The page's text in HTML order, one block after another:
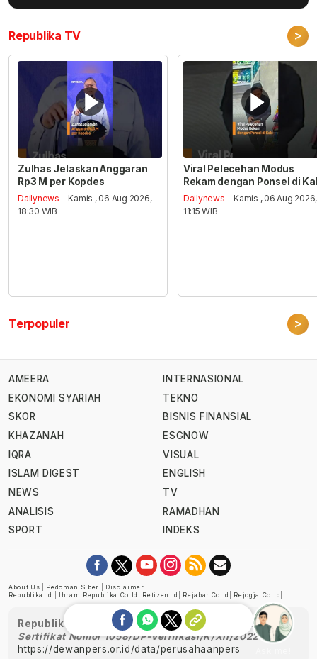
Republika TV >
Zulhas Jelaskan Anggaran
Rp3 M per Kopdes
Dailynews - Kamis , 06 Aug 2026,
18:30 WIB
Viral Pelecehan Modus
Rekam dengan Ponsel di
Dailynews - Kamis , 06 Aug 2026,
11:15 WIB
Terpopuler >
AMEERA
EKONOMI SYARIAH
SKOR
KHAZANAH
IQRA
ISLAM DIGEST
NEWS
ANALISIS
SPORT
INTERNASIONAL
TEKNO
BISNIS FINANSIAL
ESGNOW
VISUAL
ENGLISH
TV
RAMADHAN
INDEKS
About Us Pedoman Siber
Disclaimer
Republika.id
Ihram.republika.co.id Retizen.id Rejabar.co.id Rejogja.co.id
Republika telah diverifikasi oleh Dewan Pers
Sertifikat Nomor 1058/DP-Verifikasi/K/XII/2022
https://dewanpers.or.id/data/perusahaanpers